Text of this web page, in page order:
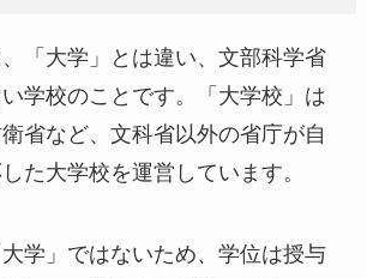
、「大学」とは違い、文部科学省
学校のことです。「大学校」は
省など、文科省以外の省庁が自
た大学校を運営しています。
大学」ではないため、学位は授与